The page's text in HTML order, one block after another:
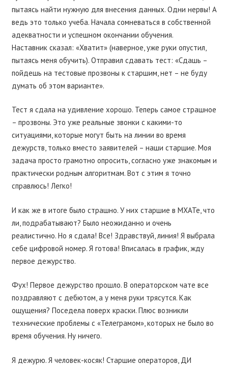
пытаясь найти нужную для внесения данных. Одни нервы! А
ведь это только учеба. Начала сомневаться в собственной
адекватности и успешном окончании обучения.
Наставник сказал: «Хватит» (наверное, уже руки опустил,
пытаясь меня обучить). Отправил сдавать тест: «Сдашь –
пойдешь на тестовые прозвоны к старшим, нет – не буду
думать об этом варианте».
Тест я сдала на удивление хорошо. Теперь самое страшное
– прозвоны. Это уже реальные звонки с какими-то
ситуациями, которые могут быть на линии во время
дежурств, только вместо заявителей – наши старшие. Моя
задача просто грамотно опросить, согласно уже знакомым и
практически родным алгоритмам. Вот с этим я точно
справлюсь! Легко!
И как же в итоге было страшно. У них старшие в МХАТе, что
ли, подрабатывают? Было неожиданно и очень
реалистично. Но я сдала! Все! Здравствуй, линия! Я выбрала
себе цифровой номер. Я готова! Вписалась в график, жду
первое дежурство.
Фух! Первое дежурство прошло. В операторском чате все
поздравляют с дебютом, а у меня руки трясутся. Как
ощущения? Поседела поверх краски. Плюс возникли
технические проблемы с «Телеграмом», которых не было во
время обучения. Ну ничего.
Я дежурю. Я человек-косяк! Старшие операторов, ДИ